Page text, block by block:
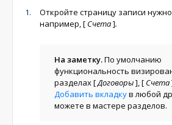
Откройте страницу записи
например,[ Счета].
На заметку.По умолчанию
функциональность
разделах[Договоры],[ Счета
Добавить вкладкув любой
можете в мастере разделов.